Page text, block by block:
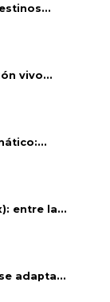
vivo...
entre la...
adapta...